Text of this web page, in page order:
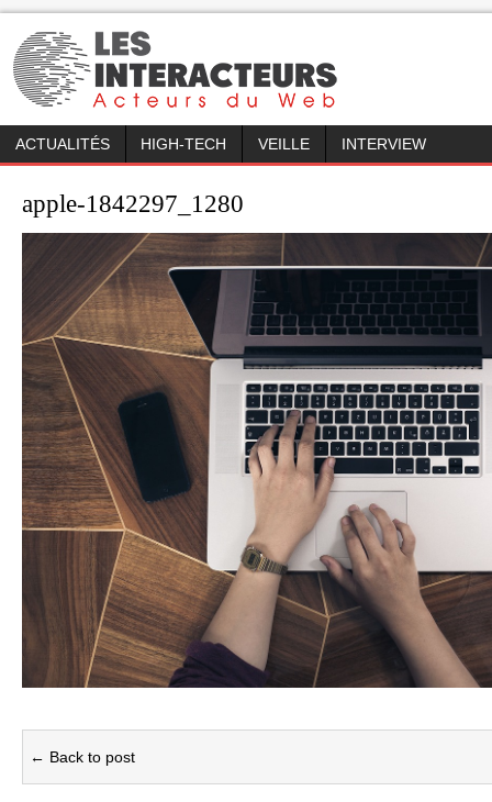
ACTUALITÉS HIGH-TECH VEILLE INTERVIEW
apple-1842297_1280
← Back to post